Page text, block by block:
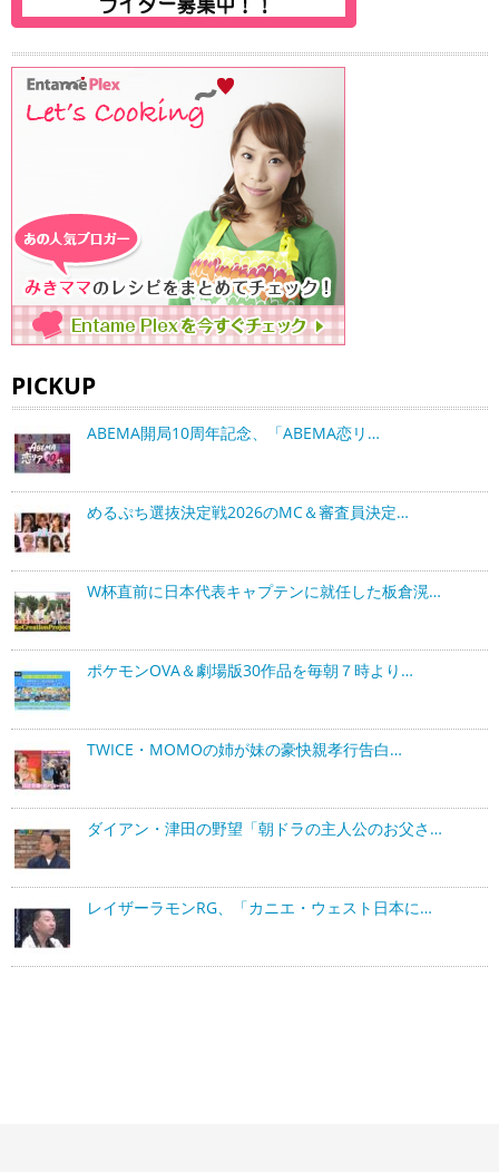
PICKUP
ABEMA開局10周年記念、「ABEMA恋リ…
めるぷち選抜決定戦2026のMC＆審査員決定…
W杯直前に日本代表キャプテンに就任した板倉滉…
ポケモンOVA＆劇場版30作品を毎朝７時より…
TWICE・MOMOの姉が妹の豪快親孝行告白…
ダイアン・津田の野望「朝ドラの主人公のお父さ…
レイザーラモンRG、「カニエ・ウェスト日本に…